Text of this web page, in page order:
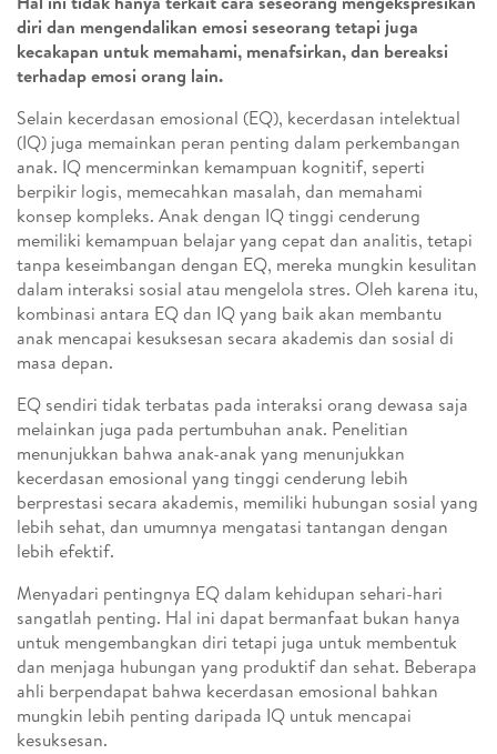
diri dan mengendalikan emosi seseorang tetapi juga
kecakapan untuk memahami, menafsirkan, dan bereaksi
terhadap emosi orang lain.
Selain kecerdasan emosional (EQ), kecerdasan intelektual
(IQ) juga memainkan peran penting dalam perkembangan
anak. IQ mencerminkan kemampuan kognitif, seperti
berpikir logis, memecahkan masalah, dan memahami
konsep kompleks. Anak dengan IQ tinggi cenderung
memiliki kemampuan belajar yang cepat dan analitis, tetapi
tanpa keseimbangan dengan EQ, mereka mungkin kesulitan
dalam interaksi sosial atau mengelola stres. Oleh karena itu,
kombinasi antara EQ dan IQ yang baik akan membantu
anak mencapai kesuksesan secara akademis dan sosial di
masa depan.
EQ sendiri tidak terbatas pada interaksi orang dewasa saja
melainkan juga pada pertumbuhan anak. Penelitian
menunjukkan bahwa anak-anak yang menunjukkan
kecerdasan emosional yang tinggi cenderung lebih
berprestasi secara akademis, memiliki hubungan sosial yang
lebih sehat, dan umumnya mengatasi tantangan dengan
lebih efektif.
Menyadari pentingnya EQ dalam kehidupan sehari-hari
sangatlah penting. Hal ini dapat bermanfaat bukan hanya
untuk mengembangkan diri tetapi juga untuk membentuk
dan menjaga hubungan yang produktif dan sehat. Beberapa
ahli berpendapat bahwa kecerdasan emosional bahkan
mungkin lebih penting daripada IQ untuk mencapai
kesuksesan.